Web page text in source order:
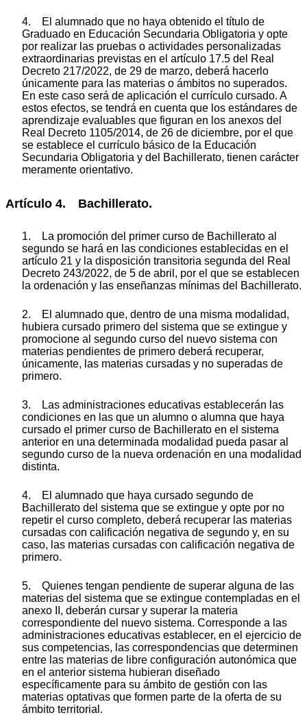
4. El alumnado que no haya obtenido el título de
Graduado en Educación Secundaria Obligatoria y opte
por realizar las pruebas o actividades personalizadas
extraordinarias previstas en el artículo 17.5 del Real
Decreto 217/2022, de 29 de marzo, deberá hacerlo
únicamente para las materias o ámbitos no superados.
En este caso será de aplicación el currículo cursado. A
estos efectos, se tendrá en cuenta que los estándares de
aprendizaje evaluables que figuran en los anexos del
Real Decreto 1105/2014, de 26 de diciembre, por el que
se establece el currículo básico de la Educación
Secundaria Obligatoria y del Bachillerato, tienen carácter
meramente orientativo.
Artículo 4. Bachillerato.
1. La promoción del primer curso de Bachillerato al
segundo se hará en las condiciones establecidas en el
artículo 21 y la disposición transitoria segunda del Real
Decreto 243/2022, de 5 de abril, por el que se establecen
la ordenación y las enseñanzas mínimas del Bachillerato.
2. El alumnado que, dentro de una misma modalidad,
hubiera cursado primero del sistema que se extingue y
promocione al segundo curso del nuevo sistema con
materias pendientes de primero deberá recuperar,
únicamente, las materias cursadas y no superadas de
primero.
3. Las administraciones educativas establecerán las
condiciones en las que un alumno o alumna que haya
cursado el primer curso de Bachillerato en el sistema
anterior en una determinada modalidad pueda pasar al
segundo curso de la nueva ordenación en una modalidad
distinta.
4. El alumnado que haya cursado segundo de
Bachillerato del sistema que se extingue y opte por no
repetir el curso completo, deberá recuperar las materias
cursadas con calificación negativa de segundo y, en su
caso, las materias cursadas con calificación negativa de
primero.
5. Quienes tengan pendiente de superar alguna de las
materias del sistema que se extingue contempladas en el
anexo II, deberán cursar y superar la materia
correspondiente del nuevo sistema. Corresponde a las
administraciones educativas establecer, en el ejercicio de
sus competencias, las correspondencias que determinen
entre las materias de libre configuración autonómica que
en el anterior sistema hubieran diseñado
específicamente para su ámbito de gestión con las
materias optativas que formen parte de la oferta de su
ámbito territorial.